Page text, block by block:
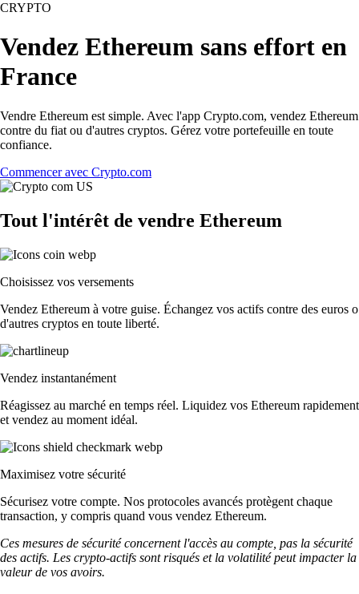
CRYPTO
Vendez Ethereum sans effort en
France
Vendre Ethereum est simple. Avec l'app Crypto.com, vendez Ethereum
contre du fiat ou d'autres cryptos. Gérez votre portefeuille en toute
confiance.
Commencer avec Crypto.com
Tout l'intérêt de vendre Ethereum
Choisissez vos versements
Vendez Ethereum à votre guise. Échangez vos actifs contre des euros o
d'autres cryptos en toute liberté.
Vendez instantanément
Réagissez au marché en temps réel. Liquidez vos Ethereum rapidement
et vendez au moment idéal.
Maximisez votre sécurité
Sécurisez votre compte. Nos protocoles avancés protègent chaque
transaction, y compris quand vous vendez Ethereum.
Ces mesures de sécurité concernent l'accès au compte, pas la sécurité
des actifs. Les crypto-actifs sont risqués et la volatilité peut impacter la
valeur de vos avoirs.